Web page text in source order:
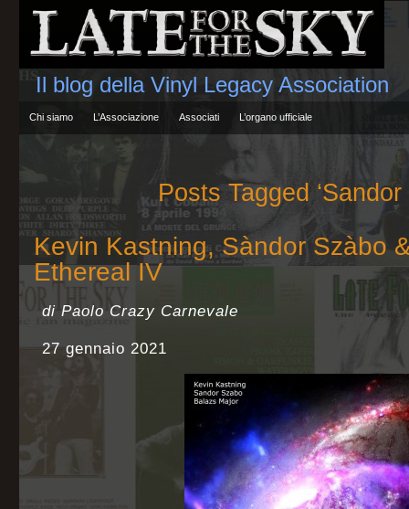
Il blog della Vinyl Legacy Association
Chi siamo L’Associazione Associati L’organo ufficiale
Posts Tagged ‘Sandor
Kevin Kastning, Sàndor Szàbo
Ethereal IV
di Paolo Crazy Carnevale
27 gennaio 2021